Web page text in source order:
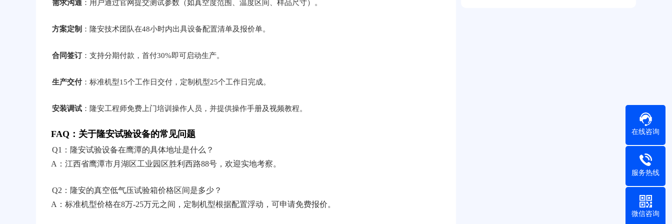
需求沟通 ：用户通过官网提交测试参数（如真空度范围、温度区间、样品尺寸）。
方案定制 ：隆安技术团队在48小时内出具设备配置清单及报价单。
合同签订：支持分期付款，首付30%即可启动生产。
生产交付：标准机型15个工作日交付，定制机型25个工作日完成。
安装调试 ：隆安工程师免费上门培训操作人员，并提供操作手册及视频教程。
FAQ：关于隆安试验设备的常见问题
Q1：隆安试验设备在鹰潭的具体地址是什么？
A：江西省鹰潭市月湖区工业园区胜利西路88号，欢迎实地考察。
Q2：隆安的真空低气压试验箱价格区间是多少？
A：标准机型价格在8万-25万元之间，定制机型根据配置浮动，可申请免费报价。
在线咨询
服务热线
微信咨询